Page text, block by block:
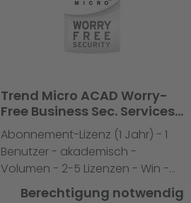
Trend Micro ACAD Worry-
Free Business Sec. Services
v5 2-5 Liz. 1 Jahreslizenz
Preis pro Lize
Abonnement-Lizenz (1 Jahr) - 1
Benutzer - akademisch -
Volumen - 2-5 Lizenzen - Win -
Englisch
Berechtigung notwendig